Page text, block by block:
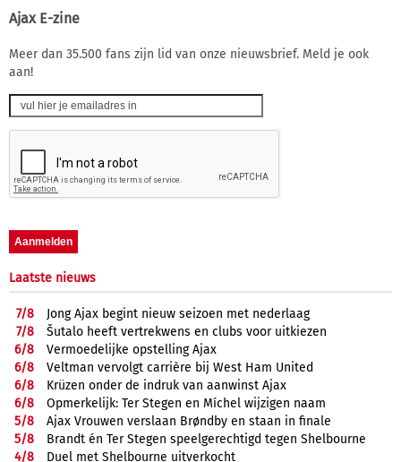
Ajax E-zine
Meer dan 35.500 fans zijn lid van onze nieuwsbrief. Meld je ook
aan!
Laatste nieuws
7/8
Jong Ajax begint nieuw seizoen met nederlaag
7/8
Šutalo heeft vertrekwens en clubs voor uitkiezen
6/8
Vermoedelijke opstelling Ajax
6/8
Veltman vervolgt carrière bij West Ham United
6/8
Krüzen onder de indruk van aanwinst Ajax
6/8
Opmerkelijk: Ter Stegen en Míchel wijzigen naam
5/8
Ajax Vrouwen verslaan Brøndby en staan in finale
5/8
Brandt én Ter Stegen speelgerechtigd tegen Shelbourne
4/8
Duel met Shelbourne uitverkocht